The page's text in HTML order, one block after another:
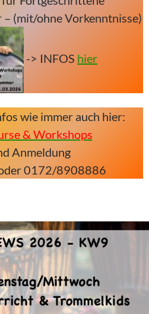
(mit/ohne Vorkenntnisse)
-> INFOS hier
wie immer auch hier:
& Workshops
Anmeldung
0172/8908886